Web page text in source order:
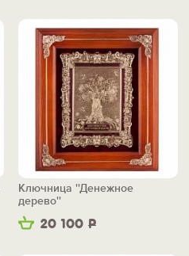
20 100 Р
Ключница ''Денежное
дерево''